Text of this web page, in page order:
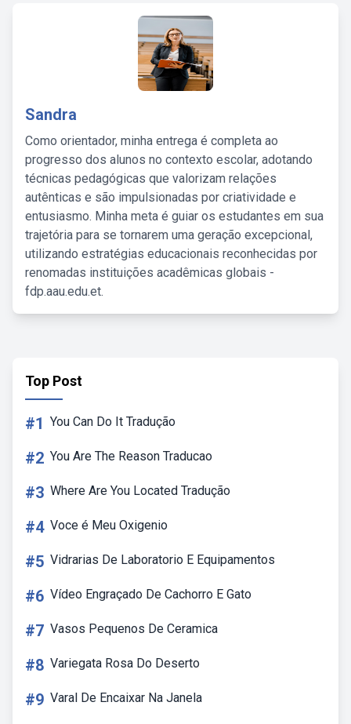
Sandra
Como orientador, minha entrega é completa ao
progresso dos alunos no contexto escolar, adotando
técnicas pedagógicas que valorizam relações
autênticas e são impulsionadas por criatividade e
entusiasmo. Minha meta é guiar os estudantes em sua
trajetória para se tornarem uma geração excepcional,
utilizando estratégias educacionais reconhecidas por
renomadas instituições acadêmicas globais -
fdp.aau.edu.et.
Top Post
#1 You Can Do It Tradução
#2 You Are The Reason Traducao
#3 Where Are You Located Tradução
#4 Voce é Meu Oxigenio
#5 Vidrarias De Laboratorio E Equipamentos
#6 Vídeo Engraçado De Cachorro E Gato
#7 Vasos Pequenos De Ceramica
#8 Variegata Rosa Do Deserto
#9 Varal De Encaixar Na Janela